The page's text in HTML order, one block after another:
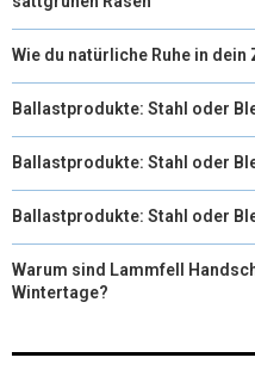
Wie du natürliche Ruhe in
Ballastprodukte: Stahl oder
Ballastprodukte: Stahl oder
Ballastprodukte: Stahl oder
Warum sind Lammfell
Wintertage?